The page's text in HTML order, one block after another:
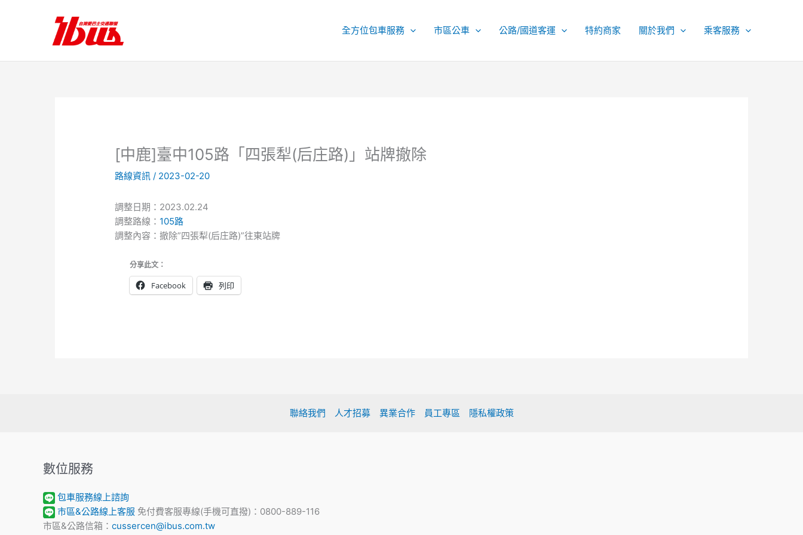
內
全方位包車服務 市區公車 公路/國道客運 特約商家 關於我們 乘客服務
[中鹿]臺中105路「四張犁(后庄路)」站牌撤除
路線資訊 / 2023-02-20
調整日期：2023.02.24
調整路線： 105路
調整內容：撤除”四張犁(后庄路)”往東站牌
分享此文：
Facebook 列印
聯絡我們 人才招募 異業合作 員工專區 隱私權政策
數位服務
包車服務線上諮詢
市區&公路線上客服 免付費客服專線(手機可直撥)：0800-889-116
市區&公路信箱： cussercen@ibus.com.tw